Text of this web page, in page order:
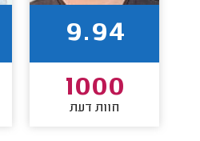
9.94
1000
חוות דעת